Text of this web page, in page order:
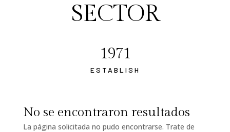
SECTOR
1971
ESTABLISH
No se encontraron resultados
La página solicitada no pudo encontrarse. Trate de